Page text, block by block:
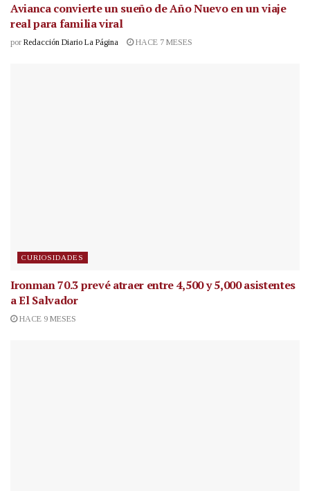
Avianca convierte un sueño de Año Nuevo en un viaje
real para familia viral
por Redacción Diario La Página HACE 7 MESES
CURIOSIDADES
Ironman 70.3 prevé atraer entre 4,500 y 5,000 asistentes
a El Salvador
HACE 9 MESES